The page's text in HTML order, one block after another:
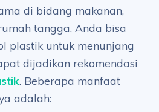
di bidang makanan,
tangga, Anda bisa
plastik untuk menunjang
dijadikan rekomendasi
. Beberapa manfaat
adalah: